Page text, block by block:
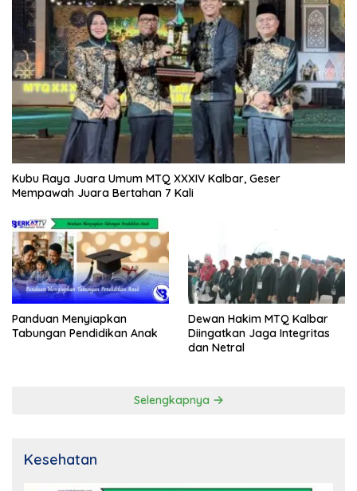
Kubu Raya Juara Umum MTQ XXXIV Kalbar, Geser
Mempawah Juara Bertahan 7 Kali
Panduan Menyiapkan
Tabungan Pendidikan Anak
Dewan Hakim MTQ Kalbar
Diingatkan Jaga Integritas
dan Netral
Selengkapnya
Kesehatan